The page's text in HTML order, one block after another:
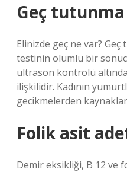
Geç
Elinizde geç ne var?
testinin olumlu bir
ultrason kontrolü
ilişkilidir. Kadının
gecikmelerden
Folik asit
Demir eksikliği, B 12 ve